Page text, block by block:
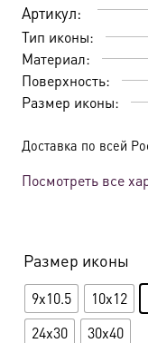
Артикул:
Тип иконы:
Материал:
Поверхность:
Размер иконы:
Доставка по всей
Посмотреть все
Размер иконы
9x10.5 10x12
24x30
30x40